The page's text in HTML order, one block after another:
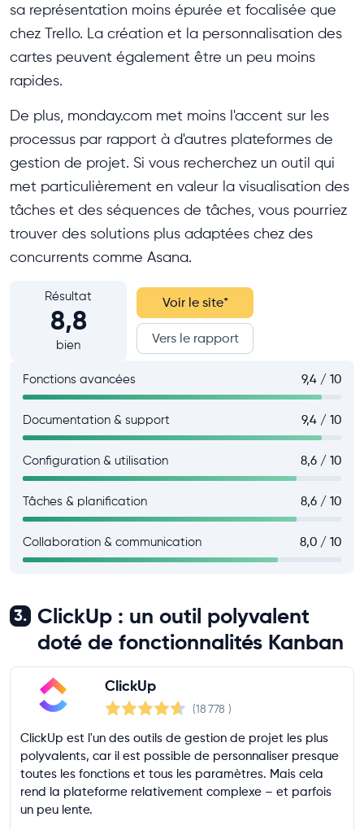
sa représentation moins épurée et focalisée que
chez Trello. La création et la personnalisation des
cartes peuvent également être un peu moins
rapides.
De plus, monday.com met moins l'accent sur les
processus par rapport à d'autres plateformes de
gestion de projet. Si vous recherchez un outil qui
met particulièrement en valeur la visualisation des
tâches et des séquences de tâches, vous pourriez
trouver des solutions plus adaptées chez des
concurrents comme Asana.
Résultat
8,8
bien
Voir le site*
Vers le rapport
Fonctions avancées 9,4 / 10
Documentation & support 9,4 / 10
Configuration & utilisation 8,6 / 10
Tâches & planification 8,6 / 10
Collaboration & communication 8,0 / 10
3. ClickUp : un outil polyvalent
doté de fonctionnalités Kanban
ClickUp
(18 778 )
ClickUp est l'un des outils de gestion de projet les plus
polyvalents, car il est possible de personnaliser presque
toutes les fonctions et tous les paramètres. Mais cela
rend la plateforme relativement complexe – et parfois
un peu lente.